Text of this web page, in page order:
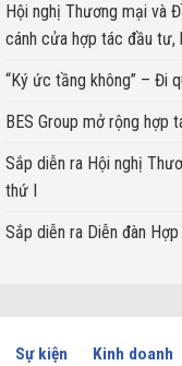
Hội nghị Thương mại và
cánh cửa hợp tác đầu
“Ký ức tầng không” – Đi
BES Group mở rộng hợp
Sắp diễn ra Hội nghị
thứ I
Sắp diễn ra Diễn đàn
Sự kiện Kinh doanh